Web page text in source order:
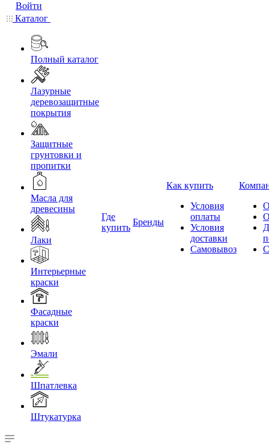
Войти
Каталог
Полный каталог
Лазурные
деревозащитные
покрытия
Защитные
грунтовки и
пропитки
Масла для
древесины
Лаки
Интерьерные
краски
Фасадные
краски
Эмали
Шпатлевка
Штукатурка
Где
купить
Бренды
Как купить
Условия
оплаты
Условия
доставки
Самовывоз